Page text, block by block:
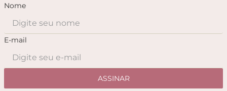
Nome
E-mail
ASSINAR